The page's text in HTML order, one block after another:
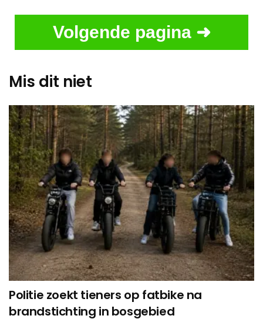
Volgende pagina ➜
Mis dit niet
Politie zoekt tieners op fatbike na
brandstichting in bosgebied